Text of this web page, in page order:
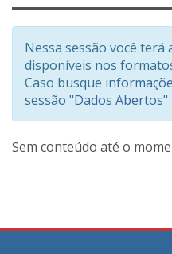
Nessa sessão você terá
disponíveis nos
Caso busque
sessão "Dados Abertos"
Sem conteúdo até o